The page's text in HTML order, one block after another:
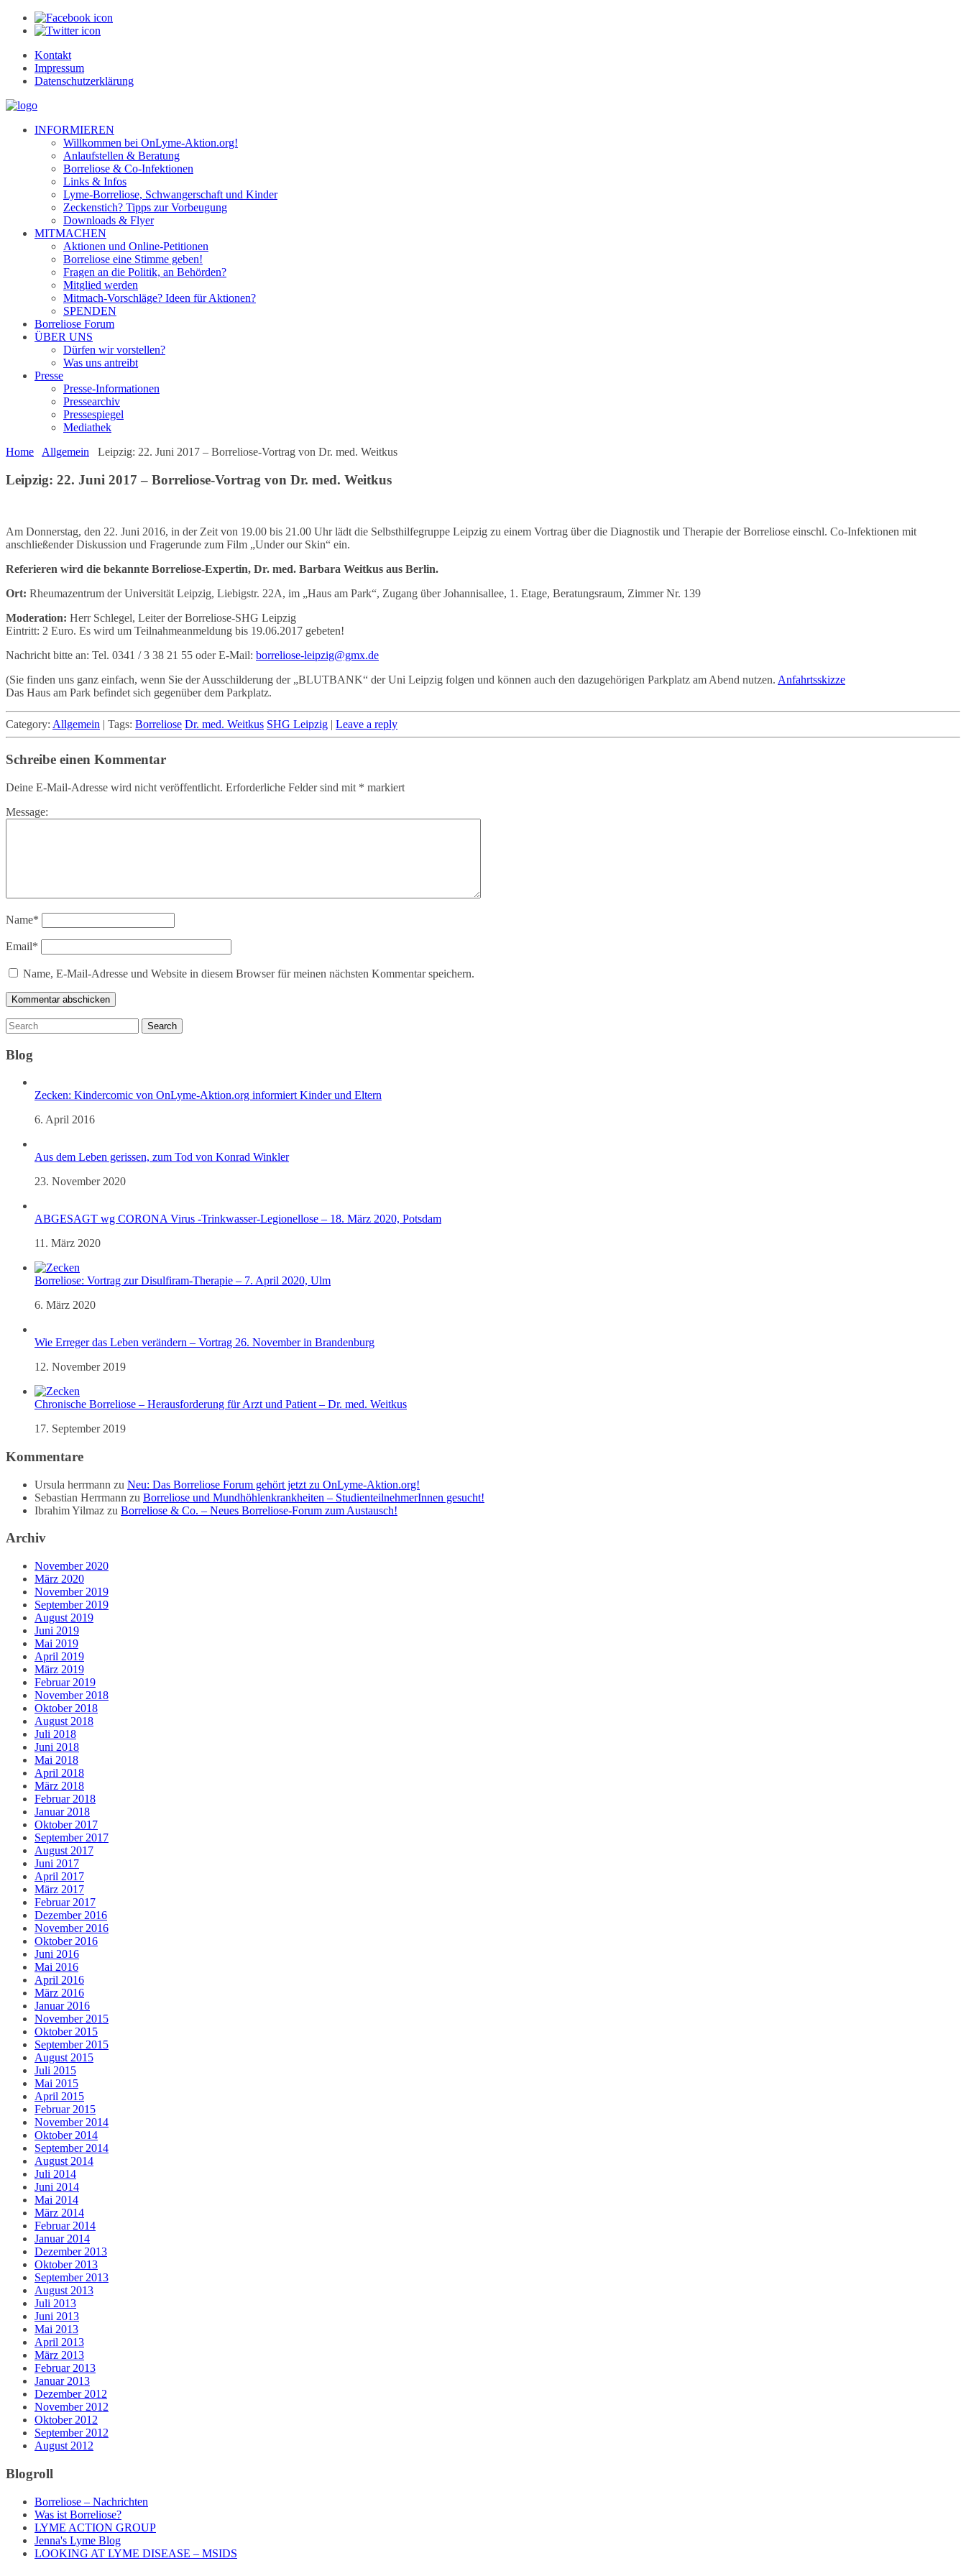
Kontakt
Impressum
Datenschutzerklärung
INFORMIEREN
Willkommen bei OnLyme-Aktion.org!
Anlaufstellen & Beratung
Borreliose & Co-Infektionen
Links & Infos
Lyme-Borreliose, Schwangerschaft und Kinder
Zeckenstich? Tipps zur Vorbeugung
Downloads & Flyer
MITMACHEN
Aktionen und Online-Petitionen
Borreliose eine Stimme geben!
Fragen an die Politik, an Behörden?
Mitglied werden
Mitmach-Vorschläge? Ideen für Aktionen?
SPENDEN
Borreliose Forum
ÜBER UNS
Dürfen wir vorstellen?
Was uns antreibt
Presse
Presse-Informationen
Pressearchiv
Pressespiegel
Mediathek
Home
Allgemein Leipzig: 22. Juni 2017 – Borreliose-Vortrag von Dr. med. Weitkus
Leipzig: 22. Juni 2017 – Borreliose-Vortrag von Dr. med. Weitkus
Am Donnerstag, den 22. Juni 2016, in der Zeit von 19.00 bis 21.00 Uhr lädt die Selbsthilfegruppe Leipzig zu einem Vortrag über die Diagnostik und Therapie der Borreliose einschl. Co-Infektionen mit
anschließender Diskussion und Fragerunde zum Film „Under our Skin“ ein.
Referieren wird die bekannte Borreliose-Expertin, Dr. med. Barbara Weitkus aus Berlin.
Ort: Rheumazentrum der Universität Leipzig, Liebigstr. 22A, im „Haus am Park“, Zugang über Johannisallee, 1. Etage, Beratungsraum, Zimmer Nr. 139
Moderation: Herr Schlegel, Leiter der Borreliose-SHG Leipzig
Eintritt: 2 Euro. Es wird um Teilnahmeanmeldung bis 19.06.2017 gebeten!
Nachricht bitte an: Tel. 0341 / 3 38 21 55 oder E-Mail: borreliose-leipzig@gmx.de
(Sie finden uns ganz einfach, wenn Sie der Ausschilderung der „BLUTBANK“ der Uni Leipzig folgen und können auch den dazugehörigen Parkplatz am Abend nutzen. Anfahrtsskizze
Das Haus am Park befindet sich gegenüber dem Parkplatz.
Category: Allgemein | Tags: Borreliose Dr. med. Weitkus SHG Leipzig | Leave a reply
Schreibe einen Kommentar
Deine E-Mail-Adresse wird nicht veröffentlicht. Erforderliche Felder sind mit * markiert
Message:
Name*
Email*
Name, E-Mail-Adresse und Website in diesem Browser für meinen nächsten Kommentar speichern.
Blog
Zecken: Kindercomic von OnLyme-Aktion.org informiert Kinder und Eltern
6. April 2016
Aus dem Leben gerissen, zum Tod von Konrad Winkler
23. November 2020
ABGESAGT wg CORONA Virus -Trinkwasser-Legionellose – 18. März 2020, Potsdam
11. März 2020
Borreliose: Vortrag zur Disulfiram-Therapie – 7. April 2020, Ulm
6. März 2020
Wie Erreger das Leben verändern – Vortrag 26. November in Brandenburg
12. November 2019
Chronische Borreliose – Herausforderung für Arzt und Patient – Dr. med. Weitkus
17. September 2019
Kommentare
Ursula herrmann zu Neu: Das Borreliose Forum gehört jetzt zu OnLyme-Aktion.org!
Sebastian Herrmann zu Borreliose und Mundhöhlenkrankheiten – StudienteilnehmerInnen gesucht!
Ibrahim Yilmaz zu Borreliose & Co. – Neues Borreliose-Forum zum Austausch!
Archiv
November 2020
März 2020
November 2019
September 2019
August 2019
Juni 2019
Mai 2019
April 2019
März 2019
Februar 2019
November 2018
Oktober 2018
August 2018
Juli 2018
Juni 2018
Mai 2018
April 2018
März 2018
Februar 2018
Januar 2018
Oktober 2017
September 2017
August 2017
Juni 2017
April 2017
März 2017
Februar 2017
Dezember 2016
November 2016
Oktober 2016
Juni 2016
Mai 2016
April 2016
März 2016
Januar 2016
November 2015
Oktober 2015
September 2015
August 2015
Juli 2015
Mai 2015
April 2015
Februar 2015
November 2014
Oktober 2014
September 2014
August 2014
Juli 2014
Juni 2014
Mai 2014
März 2014
Februar 2014
Januar 2014
Dezember 2013
Oktober 2013
September 2013
August 2013
Juli 2013
Juni 2013
Mai 2013
April 2013
März 2013
Februar 2013
Januar 2013
Dezember 2012
November 2012
Oktober 2012
September 2012
August 2012
Blogroll
Borreliose – Nachrichten
Was ist Borreliose?
LYME ACTION GROUP
Jenna's Lyme Blog
LOOKING AT LYME DISEASE – MSIDS